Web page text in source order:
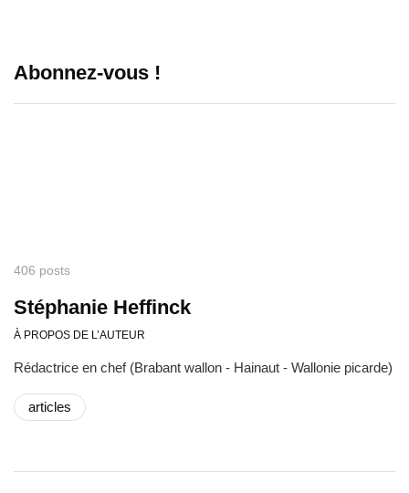
Abonnez-vous !
406 posts
Stéphanie Heffinck
À PROPOS DE L’AUTEUR
Rédactrice en chef (Brabant wallon - Hainaut - Wallonie picarde)
articles